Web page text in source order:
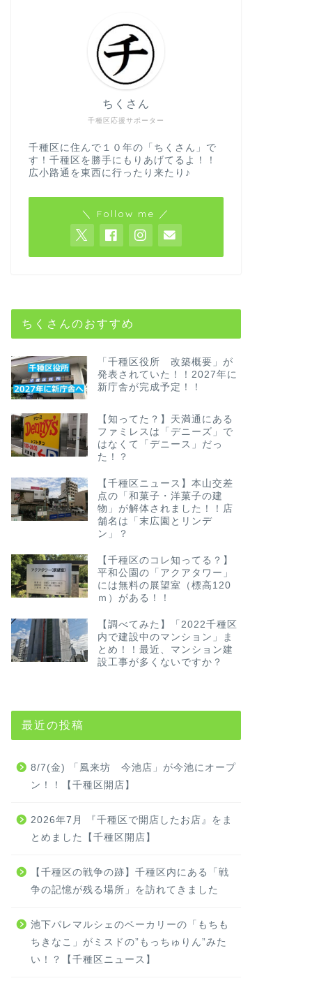
千種区応援サポーター
ちくさん
千種区に住んで１０年の「ちくさん」で
す！千種区を勝手にもりあげてるよ！！
広小路通を東西に行ったり来たり♪
＼ Follow me ／
ちくさんのおすすめ
「千種区役所 改築概要」が
発表されていた！！2027年に
新庁舎が完成予定！！
【知ってた？】天満通にある
ファミレスは「デニーズ」で
はなくて「デニース」だっ
た！？
【千種区ニュース】本山交差
点の「和菓子・洋菓子の建
物」が解体されました！！店
舗名は「末広園とリンデ
ン」？
【千種区のコレ知ってる？】
平和公園の「アクアタワー」
には無料の展望室（標高120
ｍ）がある！！
【調べてみた】「2022千種区
内で建設中のマンション」ま
とめ！！最近、マンション建
設工事が多くないですか？
最近の投稿
8/7(金) 「風来坊 今池店」が今池にオープ
ン！！【千種区開店】
2026年7月 『千種区で開店したお店』をま
とめました【千種区開店】
【千種区の戦争の跡】千種区内にある「戦
争の記憶が残る場所」を訪れてきました
池下パレマルシェのベーカリーの「もちも
ちきなこ」がミスドの”もっちゅりん”みた
い！？【千種区ニュース】